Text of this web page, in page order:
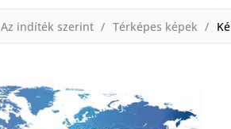
Az indíték szerint Térképes képek